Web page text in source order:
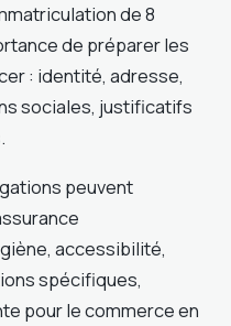
de 8
de préparer les
: identité, adresse,
sociales, justificatifs
peuvent
accessibilité,
spécifiques,
pour le commerce en